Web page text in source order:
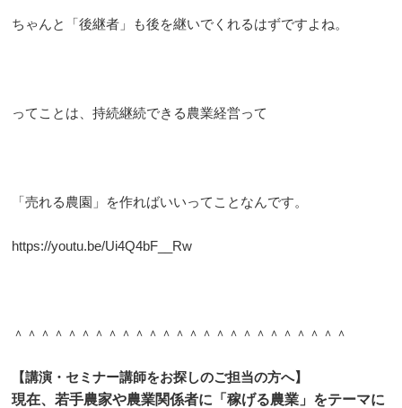
ちゃんと「後継者」も後を継いでくれるはずですよね。
ってことは、持続継続できる農業経営って
「売れる農園」を作ればいいってことなんです。
https://youtu.be/Ui4Q4bF__Rw
＾＾＾＾＾＾＾＾＾＾＾＾＾＾＾＾＾＾＾＾＾＾＾＾＾
【講演・セミナー講師をお探しのご担当の方へ】
現在、若手農家や農業関係者に「稼げる農業」をテーマに